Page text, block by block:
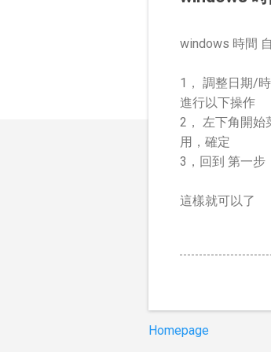
windows 時間
1， 調整日期/
進行以下操作
2， 左下角開始
用，確定
3，回到 第一步
這樣就可以了
Homepage